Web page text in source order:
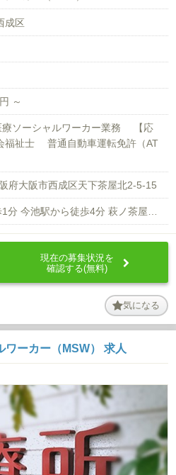
成区
～
療ソーシャルワーカー業務 【応
祉士 普通自動車運転免許（AT
府大阪市西成区天下茶屋北2-5-15
今船駅から徒歩1分 今池駅から徒歩4分 萩ノ茶屋駅から徒歩4分
現在の募集状況を
確認する(無料)
気になる
ワーカー（MSW） 求人